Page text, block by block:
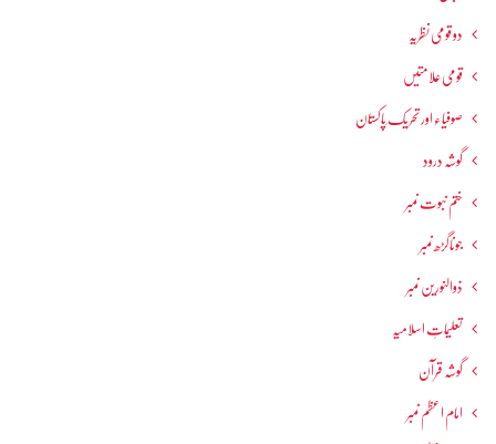
دو قومی نظریہ
قومی علامتیں
صوفیاء اور تحریک ِپاکستان
گوشہ درود
ختم نبوت نمبر
جوناگڑھ نمبر
ذوالنورین نمبر
تعلیماتِ اسلامیہ
گوشہ قرآن
امام اعظم نمبر